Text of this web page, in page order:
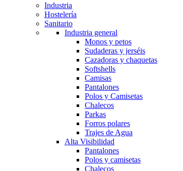
Industria
Hostelería
Sanitario
Industria general
Monos y petos
Sudaderas y jerséis
Cazadoras y chaquetas
Softshells
Camisas
Pantalones
Polos y Camisetas
Chalecos
Parkas
Forros polares
Trajes de Agua
Alta Visibilidad
Pantalones
Polos y camisetas
Chalecos